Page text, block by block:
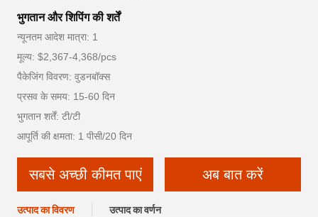
भुगतान और शिपिंग की शर्तें
न्यूनतम आदेश मात्रा: 1
मूल्य: $2,367-4,368/pcs
पैकेजिंग विवरण: वुडनबॉक्स
प्रसव के समय: 15-60 दिन
भुगतान शर्तें: टी/टी
आपूर्ति की क्षमता: 1 पीसी/20 दिन
सबसे अच्छी कीमत पाएं अब बात करें
उत्पाद का विवरण उत्पाद का वर्णन